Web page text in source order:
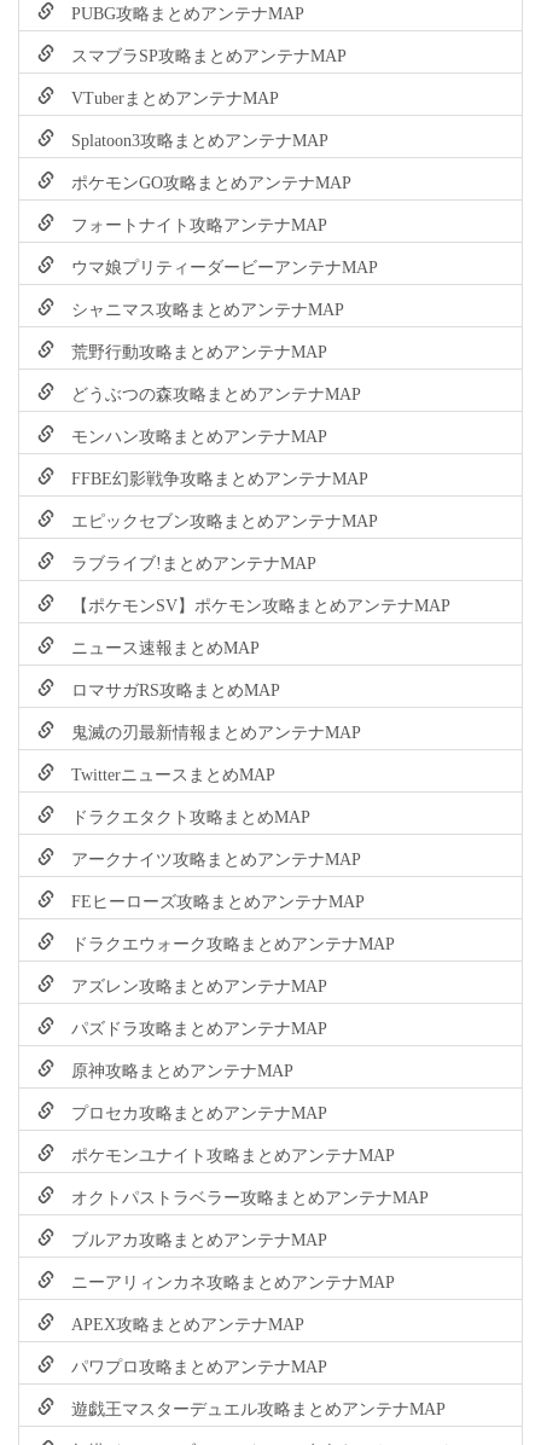
PUBG攻略まとめアンテナMAP
スマブラSP攻略まとめアンテナMAP
VTuberまとめアンテナMAP
Splatoon3攻略まとめアンテナMAP
ポケモンGO攻略まとめアンテナMAP
フォートナイト攻略アンテナMAP
ウマ娘プリティーダービーアンテナMAP
シャニマス攻略まとめアンテナMAP
荒野行動攻略まとめアンテナMAP
どうぶつの森攻略まとめアンテナMAP
モンハン攻略まとめアンテナMAP
FFBE幻影戦争攻略まとめアンテナMAP
エピックセブン攻略まとめアンテナMAP
ラブライブ!まとめアンテナMAP
【ポケモンSV】ポケモン攻略まとめアンテナMAP
ニュース速報まとめMAP
ロマサガRS攻略まとめMAP
鬼滅の刃最新情報まとめアンテナMAP
TwitterニュースまとめMAP
ドラクエタクト攻略まとめMAP
アークナイツ攻略まとめアンテナMAP
FEヒーローズ攻略まとめアンテナMAP
ドラクエウォーク攻略まとめアンテナMAP
アズレン攻略まとめアンテナMAP
パズドラ攻略まとめアンテナMAP
原神攻略まとめアンテナMAP
プロセカ攻略まとめアンテナMAP
ポケモンユナイト攻略まとめアンテナMAP
オクトパストラベラー攻略まとめアンテナMAP
ブルアカ攻略まとめアンテナMAP
ニーアリィンカネ攻略まとめアンテナMAP
APEX攻略まとめアンテナMAP
パワプロ攻略まとめアンテナMAP
遊戯王マスターデュエル攻略まとめアンテナMAP